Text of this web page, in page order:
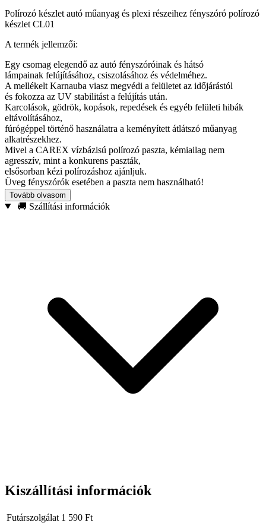
Polírozó készlet autó műanyag és plexi részeihez fényszóró polírozó
készlet CL01
A termék jellemzői:
Egy csomag elegendő az autó fényszóróinak és hátsó
lámpainak felújításához, csiszolásához és védelméhez.
A mellékelt Karnauba viasz megvédi a felületet az időjárástól
és fokozza az UV stabilitást a felújítás után.
Karcolások, gödrök, kopások, repedések és egyéb felületi hibák
eltávolításához,
fúrógéppel történő használatra a keményített átlátszó műanyag
alkatrészekhez.
Mivel a CAREX vízbázisú polírozó paszta, kémiailag nem
agresszív, mint a konkurens paszták,
elsősorban kézi polírozáshoz ajánljuk.
Üveg fényszórók esetében a paszta nem használható!
A csomag tartalma:
Valódi természetes brazil Carnauba viasz – 5 ml (kb. 20 alkalmazás)
Tovább olvasom
🚚 Szállítási információk
Kiszállítási információk
Futárszolgálat 1 590 Ft